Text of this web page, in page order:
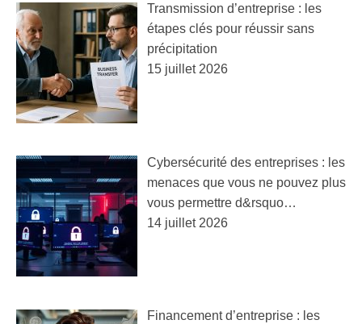
Transmission d’entreprise : les
étapes clés pour réussir sans
précipitation
15 juillet 2026
Cybersécurité des entreprises : les
menaces que vous ne pouvez plus
vous permettre d&rsquo…
14 juillet 2026
Financement d’entreprise : les